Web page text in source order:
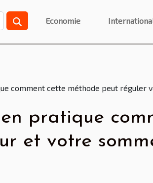
Economie
comment cette méthode peut réguler
pratique
et votre